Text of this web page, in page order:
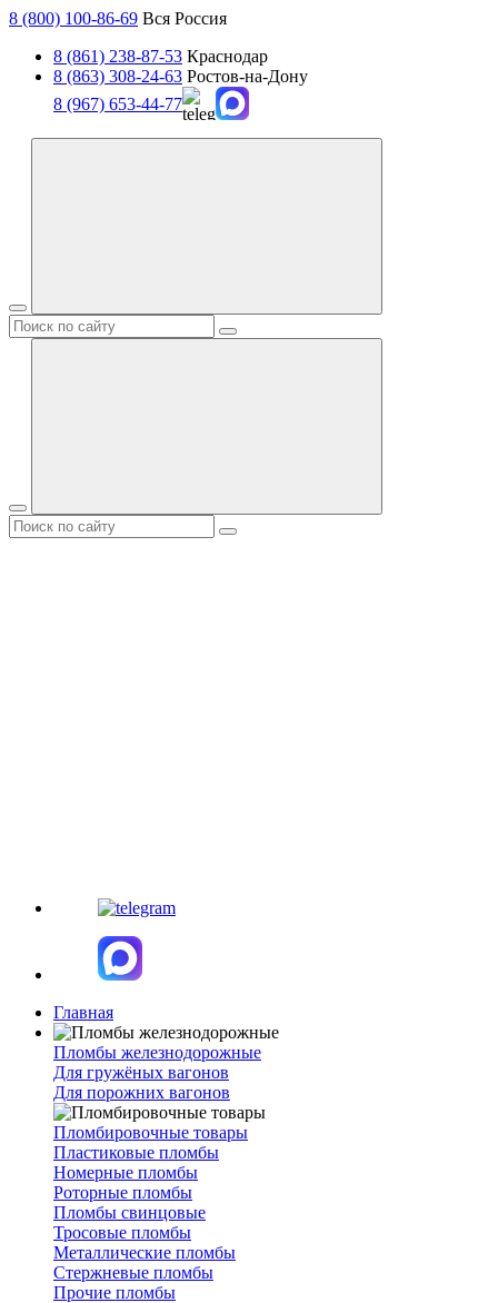
8 (800) 100-86-69 Вся Россия
8 (861) 238-87-53 Краснодар
8 (863) 308-24-63 Ростов-на-Дону
8 (967) 653-44-77
Главная
Пломбы железнодорожные
Для гружёных вагонов
Для порожних вагонов
Пломбировочные товары
Пластиковые пломбы
Номерные пломбы
Роторные пломбы
Пломбы свинцовые
Тросовые пломбы
Металлические пломбы
Стержневые пломбы
Прочие пломбы